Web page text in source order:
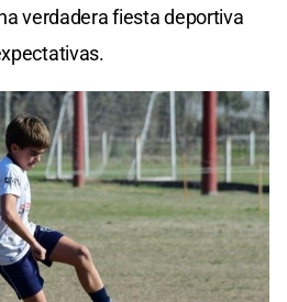
verdadera fiesta deportiva